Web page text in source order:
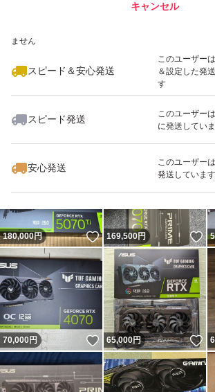
ません
スピード＆安心発送
このユーザー
＆設定した発
す
スピード発送
このユーザー
に発送してい
安心発送
このユーザー
発送しています
キャンセル
180,000円 いいね！
169,500円
70,000円 いいね！
65,000円